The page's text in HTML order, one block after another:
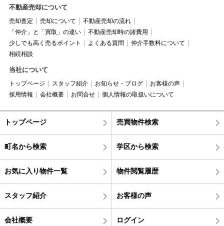
不動産売却について
売却査定 売却について
不動産売却の流れ
「仲介」と「買取」の違い
不動産売却時の諸費用
少しでも高く売るポイント
よくある質問
仲介手数料について
相続相談
当社について
トップページ スタッフ紹介 お知らせ・ブログ
お客様の声
採用情報
会社概要 お問合せ 個人情報の取扱いについて
トップページ 売買物件検索
町名から検索 学区から検索
お気に入り物件一覧 物件閲覧履歴
スタッフ紹介 お客様の声
会社概要 ログイン